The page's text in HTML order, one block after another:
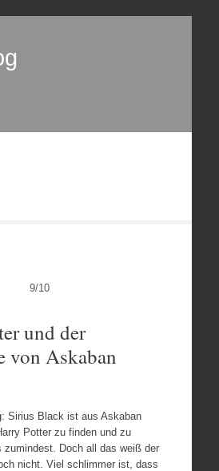
9/10
und der
von Askaban
Sirius Black ist aus Askaban
Potter zu finden und zu
Doch all das weiß der
nicht. Viel schlimmer ist, dass